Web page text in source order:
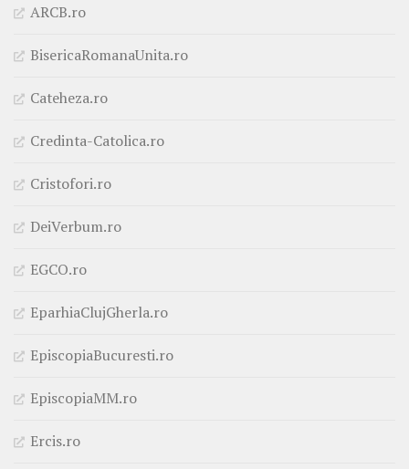
ARCB.ro
BisericaRomanaUnita.ro
Cateheza.ro
Credinta-Catolica.ro
Cristofori.ro
DeiVerbum.ro
EGCO.ro
EparhiaClujGherla.ro
EpiscopiaBucuresti.ro
EpiscopiaMM.ro
Ercis.ro